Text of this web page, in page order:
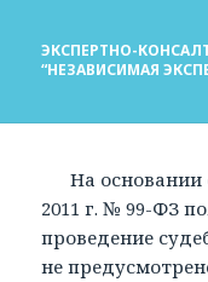
ЭКСПЕРТНО-
“НЕЗАВИСИМАЯ
На основании
2011 г. № 99-ФЗ
проведение
не